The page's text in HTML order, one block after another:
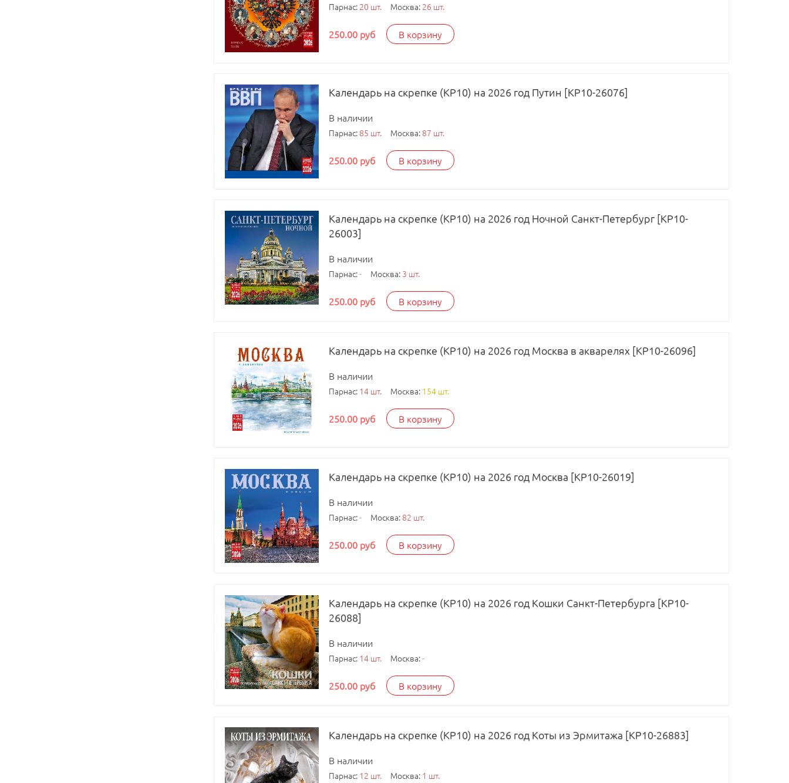
Парнас: 20 шт. Москва: 26 шт.
250.00 руб В корзину
Календарь на скрепке (КР10) на 2026 год Путин [КР10-26076]
В наличии
Парнас: 85 шт. Москва: 87 шт.
250.00 руб В корзину
Календарь на скрепке (КР10) на 2026 год Ночной Санкт-Петербург [КР10-
26003]
В наличии
Парнас:- Москва: 3 шт.
250.00 руб В корзину
Календарь на скрепке (КР10) на 2026 год Москва в акварелях [КР10-26096]
В наличии
Парнас: 14 шт. Москва: 154 шт.
250.00 руб В корзину
Календарь на скрепке (КР10) на 2026 год Москва [КР10-26019]
В наличии
Парнас:- Москва: 82 шт.
250.00 руб В корзину
Календарь на скрепке (КР10) на 2026 год Кошки Санкт-Петербурга [КР10-
26088]
В наличии
Парнас: 14 шт. Москва:-
250.00 руб В корзину
Календарь на скрепке (КР10) на 2026 год Коты из Эрмитажа [КР10-26883]
В наличии
Парнас: 12 шт. Москва: 1 шт.